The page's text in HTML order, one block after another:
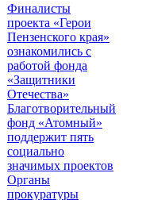
Финалисты
проекта «Герои
Пензенского края»
ознакомились с
работой фонда
«Защитники
Отечества»
Благотворительный
фонд «Атомный»
поддержит пять
социально
значимых проектов
Органы
прокуратуры